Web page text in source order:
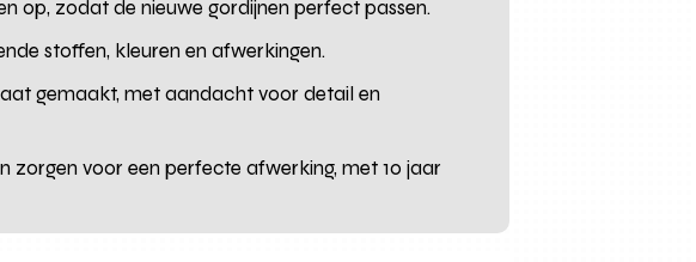
op, zodat de nieuwe gordijnen perfect passen.
stoffen, kleuren en afwerkingen.
gemaakt, met aandacht voor detail en
zorgen voor een perfecte afwerking, met 10 jaar